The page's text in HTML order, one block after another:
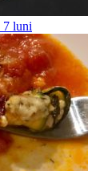
7 luni